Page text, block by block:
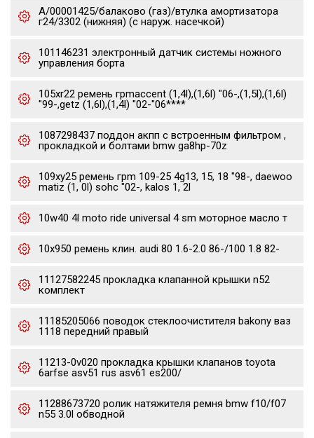
А/00001425/балаково (газ)/втулка амортизатора
г24/3302 (нижняя) (с наруж. насечкой)
101146231 электронный датчик системы ножного
управления борта
105xr22 ремень грmaccent (1,4l),(1,6l) "06-,(1,5l),(1,6l)
"99-,getz (1,6l),(1,4l) "02-"06****
1087298437 поддон акпп с встроенным фильтром ,
прокладкой и болтами bmw ga8hp-70z
109xy25 ремень грm 109-25 4g13, 15, 18 "98-, daewoo
matiz (1, 0l) sohc "02-, kalos 1, 2l
10w40 4l moto ride universal 4 sm моторное масло т
10x950 ремень клин. audi 80 1.6-2.0 86-/100 1.8 82-
11127582245 прокладка клапанной крышки n52
комплект
11185205066 поводок стеклоочистителя bakony ваз
1118 передний правый
11213-0v020 прокладка крышки клапанов toyota
6arfse asv51 rus asv61 es200/
11288673720 ролик натяжителя ремня bmw f10/f07
n55 3.0l обводной